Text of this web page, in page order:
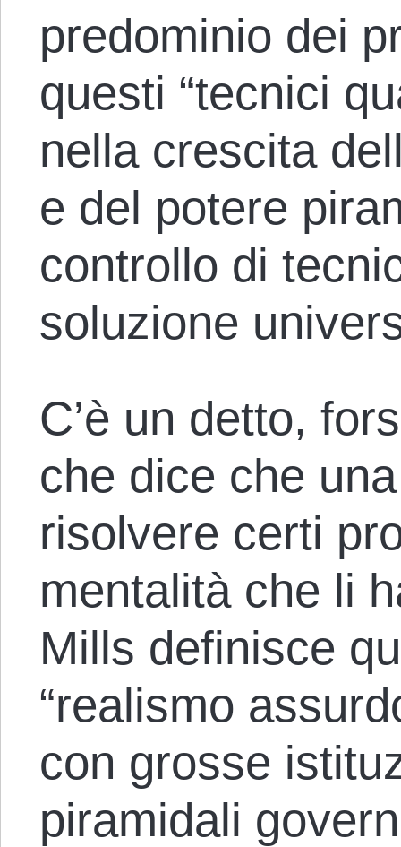
predominio dei
questi “tecnici
nella crescita
e del potere
controllo di
soluzione
C’è un detto,
che dice che
risolvere certi
mentalità che li
Mills definisce
“realismo
con grosse
piramidali